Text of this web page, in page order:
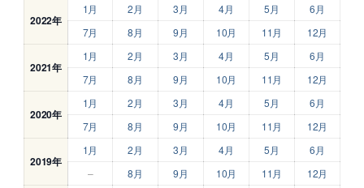
2022年
1月 2月 3月 4月 5月
6月
7月
8月 9月 10月 11月 12月
2021年
1月 2月 3月 4月 5月
6月
7月
8月 9月 10月 11月 12月
2020年
1月 2月 3月 4月 5月
6月
7月
8月 9月 10月 11月 12月
2019年
1月 2月 3月 4月 5月
6月
–
8月 9月 10月 11月 12月